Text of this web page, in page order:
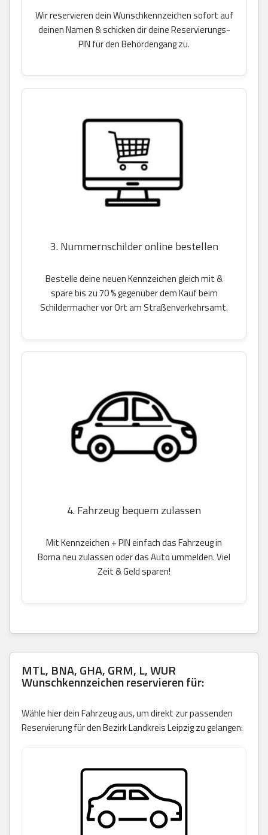
Wir reservieren dein Wunschkennzeichen sofort auf
deinen Namen & schicken dir deine Reservierungs-
PIN für den Behördengang zu.
3. Nummernschilder online bestellen
Bestelle deine neuen Kennzeichen gleich mit &
spare bis zu 70 % gegenüber dem Kauf beim
Schildermacher vor Ort am Straßenverkehrsamt.
4. Fahrzeug bequem zulassen
Mit Kennzeichen + PIN einfach das Fahrzeug in
Borna neu zulassen oder das Auto ummelden. Viel
Zeit & Geld sparen!
MTL, BNA, GHA, GRM, L, WUR
Wunschkennzeichen reservieren für:
Wähle hier dein Fahrzeug aus, um direkt zur passenden
Reservierung für den Bezirk Landkreis Leipzig zu gelangen: